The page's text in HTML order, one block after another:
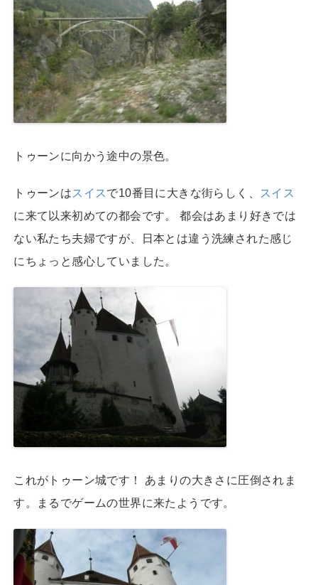
トゥーンに向かう途中の景色。
トゥーンはスイス で10番目に大きな街らしく、
スイス
に来て以来初めての都会です。 都会はあまり好きでは
ない私たち夫婦ですが、日本とは違う洗練された感じ
にちょっと感心していました。
これがトゥーン城です！ あまりの大きさに圧倒されま
す。まるでゲームの世界に来たようです。